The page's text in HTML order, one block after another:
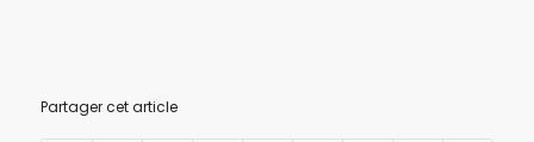
Partager cet article